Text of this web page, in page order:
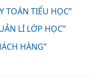
TOÁN TIỂU HỌC”
LÍ LỚP HỌC”
HÀNG”